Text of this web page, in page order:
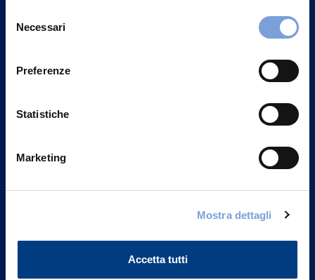
può trovare nel footer del sito nella sezione "Informativa
delNecessari
Preferenze
Statistiche
Marketing
Mostra dettagli
Accetta tutti
Vittoria Assicurazioni S.p.A.
Part. IVA 01329510158